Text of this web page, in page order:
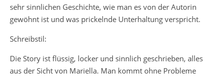
sehr sinnlichen Geschichte, wie man es von der Autorin
gewöhnt ist und was prickelnde Unterhaltung verspricht.
Schreibstil:
Die Story ist flüssig, locker und sinnlich geschrieben, alles
aus der Sicht von Mariella. Man kommt ohne Probleme